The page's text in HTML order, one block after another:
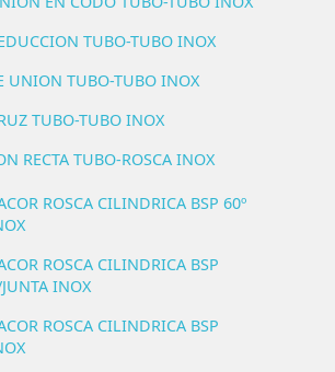
TUBO-TUBO INOX
UNION TUBO-TUBO INOX
TUBO-TUBO INOX
RECTA TUBO-ROSCA INOX
ROSCA CILINDRICA BSP 60º
ROSCA CILINDRICA BSP
INOX
ROSCA CILINDRICA BSP